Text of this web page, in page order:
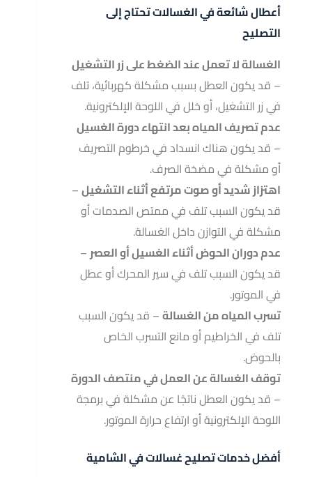
أعطال شائعة في الغسالات تحتاج إلى
التصليح
الغسالة لا تعمل عند الضغط على زر التشغيل
– قد يكون العطل بسبب مشكلة كهربائية، تلف
في زر التشغيل، أو خلل في اللوحة الإلكترونية.
عدم تصريف المياه بعد انتهاء دورة الغسيل
– قد يكون هناك انسداد في خرطوم التصريف
أو مشكلة في مضخة الصرف.
اهتزاز شديد أو صوت مرتفع أثناء التشغيل–
قد يكون السبب تلف في ممتص الصدمات أو
مشكلة في التوازن داخل الغسالة.
عدم دوران الحوض أثناء الغسيل أو العصر –
قد يكون السبب تلف في سير المحرك أو عطل
في الموتور.
تسرب المياه من الغسالة– قد يكون السبب
تلف في الخراطيم أو مانع التسرب الخاص
بالحوض.
توقف الغسالة عن العمل في منتصف الدورة
– قد يكون العطل ناتجًا عن مشكلة في برمجة
اللوحة الإلكترونية أو ارتفاع حرارة الموتور.
أفضل خدمات تصليح غسالات في الشامية